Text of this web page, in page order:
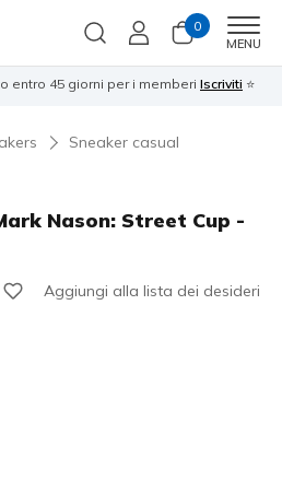
0
MENU
entro 45 giorni per i memberi Iscriviti ⭐
Sneaker casual
Nason: Street Cup -
5 Aggiungi alla lista dei desideri